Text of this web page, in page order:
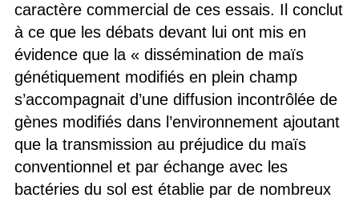
caractère commercial de ces essais. Il conclut
à ce que les débats devant lui ont mis en
évidence que la « dissémination de maïs
génétiquement modifiés en plein champ
s’accompagnait d’une diffusion incontrôlée de
gènes modifiés dans l’environnement ajoutant
que la transmission au préjudice du maïs
conventionnel et par échange avec les
bactéries du sol est établie par de nombreux